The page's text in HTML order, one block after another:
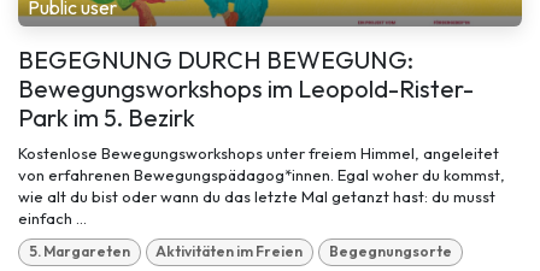
Public user
BEGEGNUNG DURCH BEWEGUNG:
Bewegungsworkshops im Leopold-Rister-
Park im 5. Bezirk
Kostenlose Bewegungsworkshops unter freiem Himmel, angeleitet
von erfahrenen Bewegungspädagog*innen. Egal woher du kommst,
wie alt du bist oder wann du das letzte Mal getanzt hast: du musst
einfach ...
5. Margareten Aktivitäten im Freien Begegnungsorte